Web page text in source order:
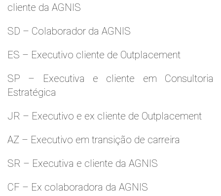
cliente da AGNIS
SD – Colaborador da AGNIS
ES – Executivo cliente de Outplacement
SP – Executiva e cliente em Consultoria
Estratégica
JR – Executivo e ex cliente de Outplacement
AZ – Executivo em transição de carreira
SR – Executiva e cliente da AGNIS
CF – Ex colaboradora da AGNIS